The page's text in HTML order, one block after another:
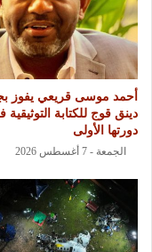
أحمد موسى قريعي يفوز
دينق قوج للكتابة التوثيقية
دورتها الأولى
الجمعة - 7 أغسطس 2026